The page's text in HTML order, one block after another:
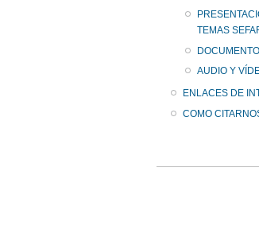
TEMAS
AUDIO Y
ENLACES DE
COMO